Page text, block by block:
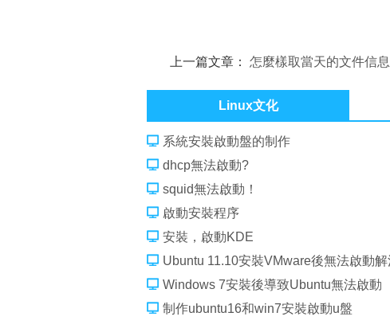
上一篇文章：怎麼樣取當天的文件信息
Linux文化
系統安裝啟動盤的制作
dhcp無法啟動?
squid無法啟動！
啟動安裝程序
安裝，啟動KDE
Ubuntu 11.10安裝VMware後無法啟動解
Windows 7安裝後導致Ubuntu無法啟動
制作ubuntu16和win7安裝啟動u盤